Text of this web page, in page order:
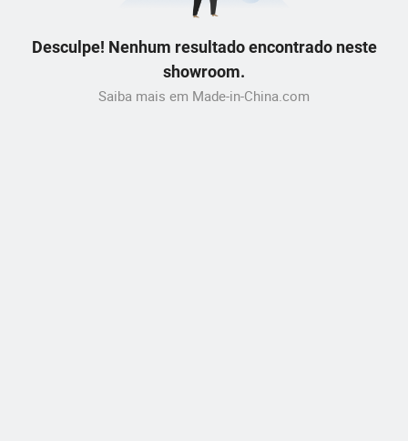
Desculpe! Nenhum resultado encontrado neste
showroom.
Saiba mais em Made-in-China.com